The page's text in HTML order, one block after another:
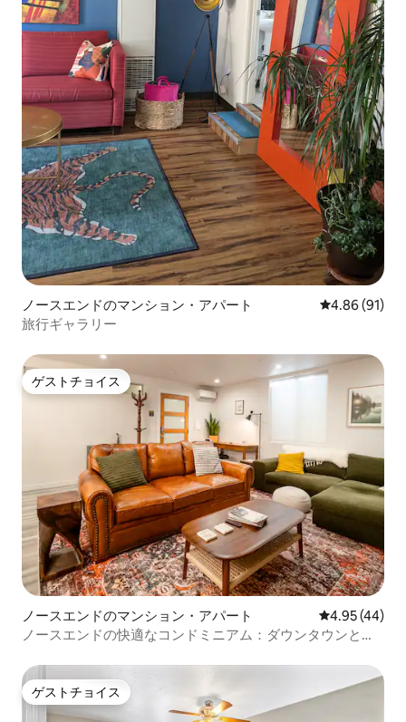
ノースエンドのマンション・アパート レビュー91
4.86 (91)
旅行ギャラリー
ゲストチョイス
ゲストチョイス
ノースエンドのマンション・アパート レビュー44
4.95 (44)
ノースエンドの快適なコンドミニアム：ダウンタウンとハ
ゲストチョイス
ゲストチョイス